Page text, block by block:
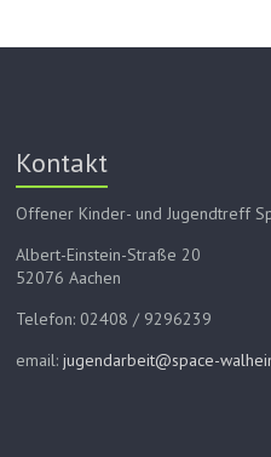
Kontakt
Offener Kinder- und Jugendtreff
Albert-Einstein-Straße 20
52076 Aachen
Telefon: 02408 / 9296239
email:jugendarbeit@space-